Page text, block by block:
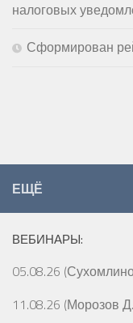
налоговых
Сформирован
ЕЩЁ
ВЕБИНАРЫ:
05.08.26
11.08.26 (Морозов